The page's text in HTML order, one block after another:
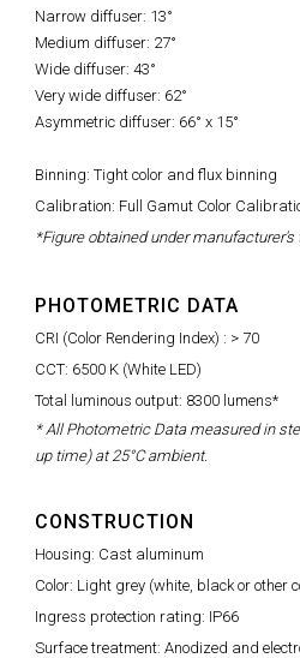
Narrow diffuser: 13°
Medium diffuser: 27°
Wide diffuser: 43°
Very wide diffuser: 62°
Asymmetric diffuser: 66° x 15°
Binning: Tight color and flux binning
Calibration: Full Gamut Color
*Figure obtained under
PHOTOMETRIC DATA
CRI (Color Rendering Index) : > 70
CCT: 6500 K (White LED)
Total luminous output: 8300 lumens*
* All Photometric Data measured in
up time) at 25°C ambient.
CONSTRUCTION
Housing: Cast aluminum
Color: Light grey (white, black or other
Ingress protection rating: IP66
Surface treatment: Anodized and